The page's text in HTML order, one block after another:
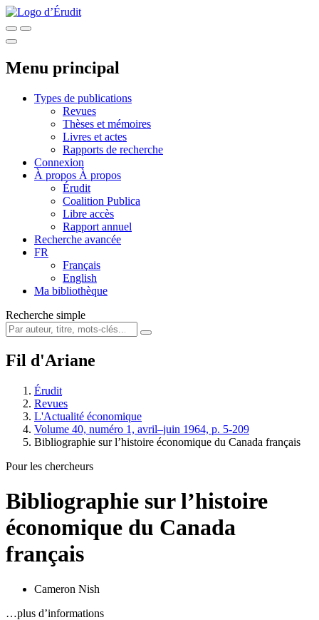
Menu principal
Types de publications
Revues
Thèses et mémoires
Livres et actes
Rapports de recherche
Connexion
À propos À propos
Érudit
Coalition Publica
Libre accès
Rapport annuel
Recherche avancée
FR
Français
English
Ma bibliothèque
Recherche simple
Fil d'Ariane
Érudit
Revues
L'Actualité économique
Volume 40, numéro 1, avril–juin 1964, p. 5-209
Bibliographie sur l’histoire économique du Canada français
Pour les chercheurs
Bibliographie sur l’histoire
économique du Canada
français
Cameron Nish
…plus d’informations